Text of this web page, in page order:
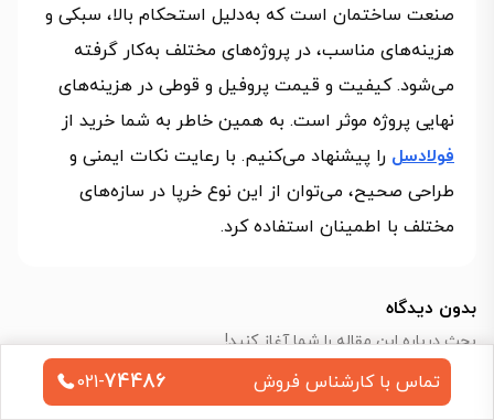
صنعت ساختمان است که به‌دلیل استحکام بالا، سبکی و
هزینه‌های مناسب، در پروژه‌های مختلف به‌کار گرفته
می‌شود. کیفیت و قیمت پروفیل و قوطی در هزینه‌های
نهایی پروژه موثر است. به همین خاطر به شما خرید از
فولادسل را پیشنهاد می‌کنیم. با رعایت نکات ایمنی و
طراحی صحیح، می‌توان از این نوع خرپا در سازه‌های
مختلف با اطمینان استفاده کرد.
بدون دیدگاه
بحث درباره این مقاله را شما آغاز کنید!
تماس با کارشناس فروش 021-74486